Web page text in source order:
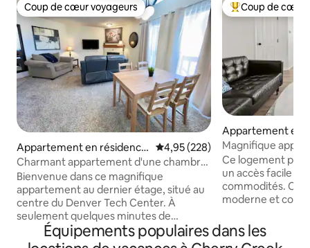
Coup de cœur voyageurs
Coup de cœur voyageurs
Appartement en résidence
⋅ Greenwood Village
Évaluation moyenne sur la
4,95 (228)
Charmant appartement d'une chambre
à DTC - avec cuisine complète !
Bienvenue dans ce magnifique
appartement au dernier étage, situé au
centre du Denver Tech Center. À
seulement quelques minutes de
l'autoroute, des transports en commun,
des commerces, des restaurants
Coups de cœur
Coup de cœur
Appartement en
⋅ Greenwood
Magnifique
chambres/2
dans le DTC
Ce logement
un accès facile à
commodités. Cet
moderne et
deux salles de
placards. Parking
Équipements populaires dans les